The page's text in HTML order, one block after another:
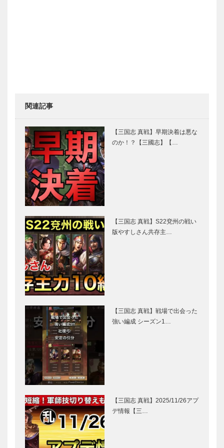
関連記事
【三国志 真戦】早期決着は悪な
のか！？【三國志】【…
【三国志 真戦】S22兗州の戦い
版やすしさん共存主…
【三国志 真戦】戦場で出会った
強い編成 シーズン1…
【三国志 真戦】2025/11/26アプ
デ情報【三…